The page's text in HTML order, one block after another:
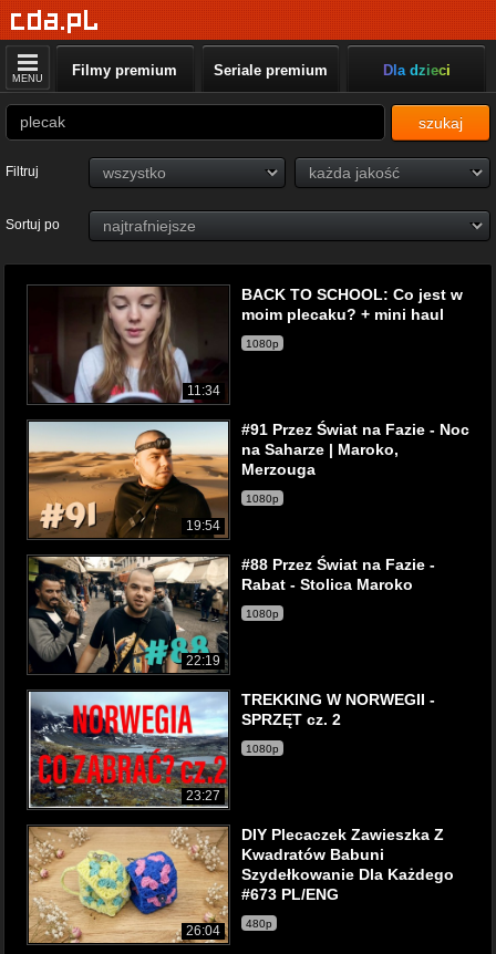
MENU Filmy premium Seriale premium Dla dzieci
szukaj
Filtruj
Sortuj po
11:34
BACK TO SCHOOL: Co jest w
moim plecaku? + mini haul
1080p
19:54
#91 Przez Świat na Fazie - Noc
na Saharze | Maroko,
Merzouga
1080p
22:19
#88 Przez Świat na Fazie -
Rabat - Stolica Maroko
1080p
23:27
TREKKING W NORWEGII -
SPRZĘT cz. 2
1080p
26:04
DIY Plecaczek Zawieszka Z
Kwadratów Babuni
Szydełkowanie Dla Każdego
#673 PL/ENG
480p